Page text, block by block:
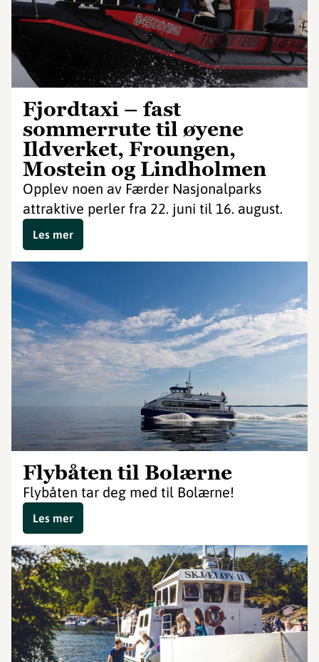
Fjordtaxi – fast
sommerrute til øyene
Ildverket, Froungen,
Mostein og Lindholmen
Opplev noen av Færder Nasjonalparks
attraktive perler fra 22. juni til 16. august.
Les mer
Flybåten til Bolærne
Flybåten tar deg med til Bolærne!
Les mer